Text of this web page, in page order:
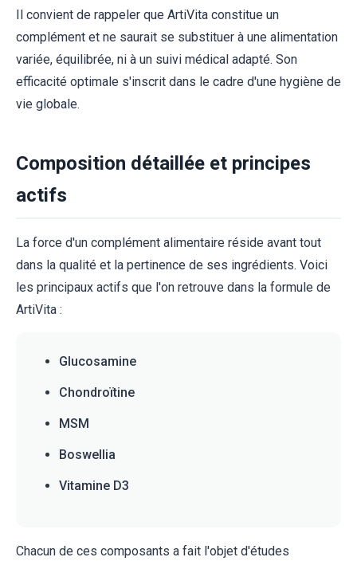
Il convient de rappeler que ArtiVita constitue un
complément et ne saurait se substituer à une alimentation
variée, équilibrée, ni à un suivi médical adapté. Son
efficacité optimale s'inscrit dans le cadre d'une hygiène de
vie globale.
Composition détaillée et principes
actifs
La force d'un complément alimentaire réside avant tout
dans la qualité et la pertinence de ses ingrédients. Voici
les principaux actifs que l'on retrouve dans la formule de
ArtiVita :
Glucosamine
Chondroïtine
MSM
Boswellia
Vitamine D3
Chacun de ces composants a fait l'objet d'études